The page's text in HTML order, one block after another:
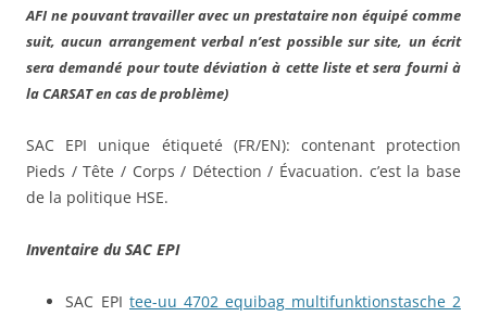
AFI ne pouvant travailler avec un prestataire non équipé comme
suit, aucun arrangement verbal n’est possible sur site, un écrit
sera demandé pour toute déviation à cette liste et sera fourni à
la CARSAT en cas de problème)
SAC EPI unique étiqueté (FR/EN): contenant protection
Pieds / Tête / Corps / Détection / Évacuation. c’est la base
de la politique HSE.
Inventaire du SAC EPI
SAC EPI tee-uu_4702_equibag_multifunktionstasche_2